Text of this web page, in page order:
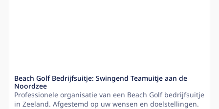
Beach Golf Bedrijfsuitje: Swingend Teamuitje aan de
Noordzee
Professionele organisatie van een Beach Golf bedrijfsuitje
in Zeeland. Afgestemd op uw wensen en doelstellingen.